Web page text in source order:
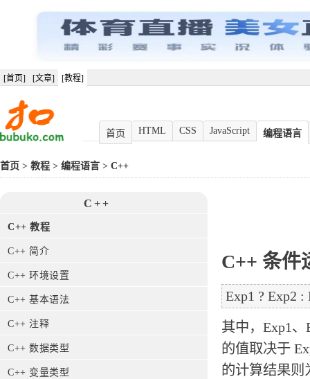
[首页] [文章] [教程]
首页 HTML CSS JavaScript 编程语言
首页 > 教程 > 编程语言 > C++
C++
C++ 教程
C++ 简介
C++ 环境设置
C++ 基本语法
C++ 注释
C++ 数据类型
C++ 变量类型
C++ 条件
其中，Exp1
的值取决于
的计算结果则